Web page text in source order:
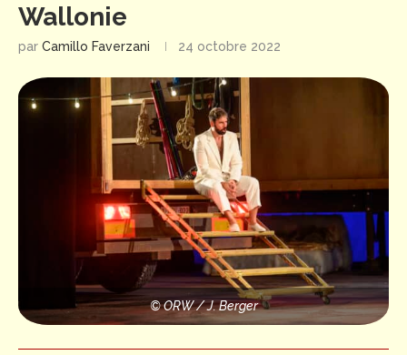
Wallonie
par Camillo Faverzani 24 octobre 2022
© ORW / J. Berger